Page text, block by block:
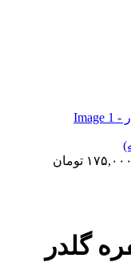
۱۷۵,۰۰۰ تومان
گلدر